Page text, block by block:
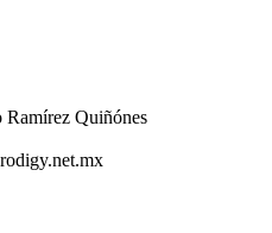
Ramírez Quiñónes